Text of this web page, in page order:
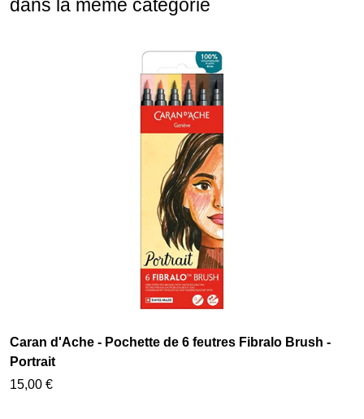
dans la même catégorie
Caran d'Ache - Pochette de 6 feutres Fibralo Brush -
Portrait
15,00 €